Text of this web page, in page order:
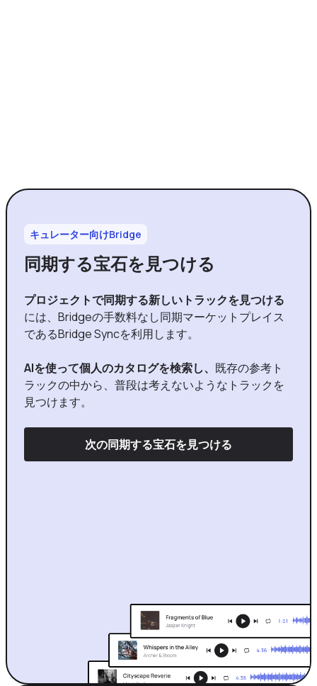
キュレーター向けBridge
同期する宝石を見つける
プロジェクトで同期する新しいトラックを見つける
には、Bridgeの手数料なし同期マーケットプレイス
であるBridge Syncを利用します。
AIを使って個人のカタログを検索し、 既存の参考ト
ラックの中から、普段は考えないようなトラックを
見つけます。
次の同期する宝石を見つける